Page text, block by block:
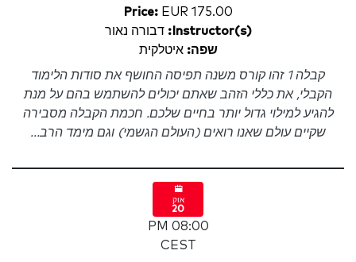
Price: EUR 175.00
Instructor(s): דבורה נאור
שפה: איטלקית
קבלה 1 זהו קורס משנה תפיסה החושף את סודות הלימוד
הקבלי, את כללי הזהב שאתם יכולים להשתמש בהם על מנת
להגיע למילוי גדול יותר בחיים שלכם. חכמת הקבלה מסבירה
שקיים עולם שאנו רואים (העולם הגשמי) וגם מימד הרב...
אוק
20
08:00 PM
CEST